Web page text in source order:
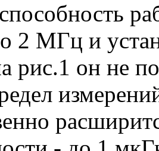
2 МГц и
рис.1 он не